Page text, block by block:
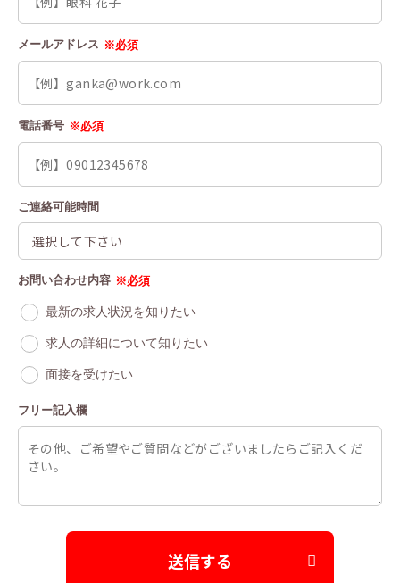
メールアドレス ※必須
電話番号 ※必須
ご連絡可能時間
お問い合わせ内容 ※必須
最新の求人状況を知りたい
求人の詳細について知りたい
面接を受けたい
フリー記入欄